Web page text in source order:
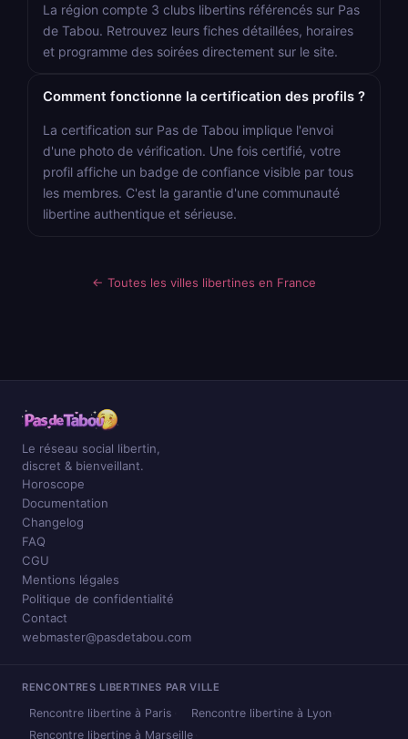
La région compte 3 clubs libertins référencés sur Pas
de Tabou. Retrouvez leurs fiches détaillées, horaires
et programme des soirées directement sur le site.
Comment fonctionne la certification des profils ?
La certification sur Pas de Tabou implique l'envoi
d'une photo de vérification. Une fois certifié, votre
profil affiche un badge de confiance visible par tous
les membres. C'est la garantie d'une communauté
libertine authentique et sérieuse.
← Toutes les villes libertines en France
Le réseau social libertin,
discret & bienveillant.
Horoscope
Documentation
Changelog
FAQ
CGU
Mentions légales
Politique de confidentialité
Contact
webmaster@pasdetabou.com
RENCONTRES LIBERTINES PAR VILLE
Rencontre libertine à Paris
Rencontre libertine à Lyon
Rencontre libertine à Marseille